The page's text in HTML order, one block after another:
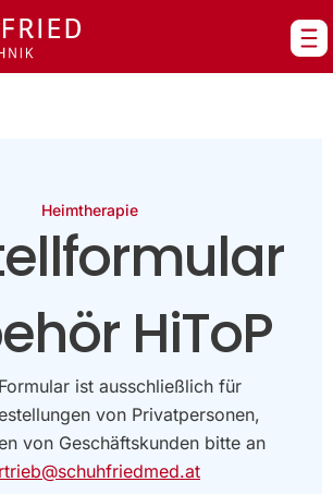
Heimtherapie
HiToP
ist ausschließlich für
von Privatpersonen,
von Geschäftskunden bitte an